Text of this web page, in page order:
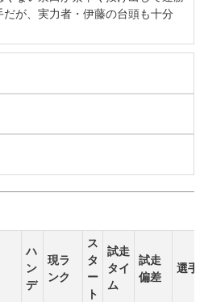
が、実力者・伊藤の台頭も十分
ハ
ン
デ
現ラ
ンク
ス
タ
ー
ト
試走
タイ
ム
試走
偏差
選手